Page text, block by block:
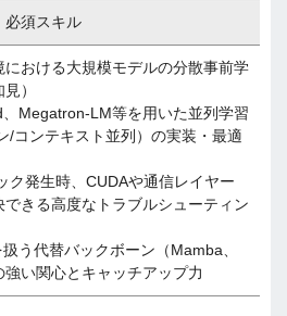
必須スキル
おける大規模モデルの分散事前学
）
Megatron-LM等を用いた並列学習
/コンテキスト並列）の実装・最適
ク発生時、CUDAや通信レイヤー
きる高度なトラブルシューティン
う代替バックボーン（Mamba、
い関心とキャッチアップ力